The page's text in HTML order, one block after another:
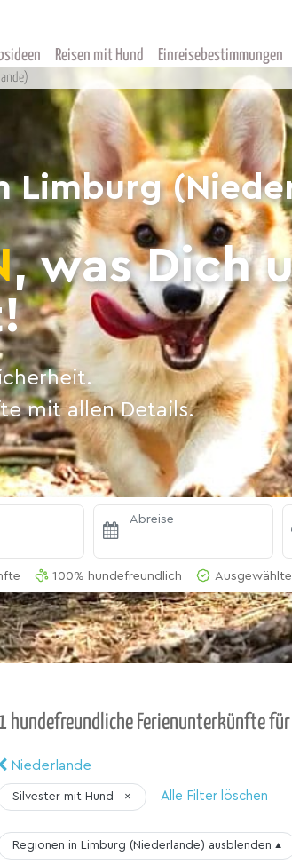
Reisen mit Hund Einreisebestimmungen
Limburg
, was Dich
mit allen Details.
Abreise
100% hundefreundlich
hundefreundliche Ferienunterkünfte
Niederlande
Silvester mit Hund × Alle Filter löschen
Regionen in Limburg (Niederlande) ausblenden ▴